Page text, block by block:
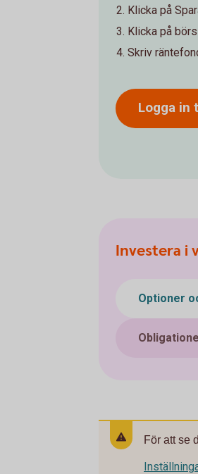
Klicka på
Klicka på
Skriv
Logga in
Investera i
Optioner
För att se